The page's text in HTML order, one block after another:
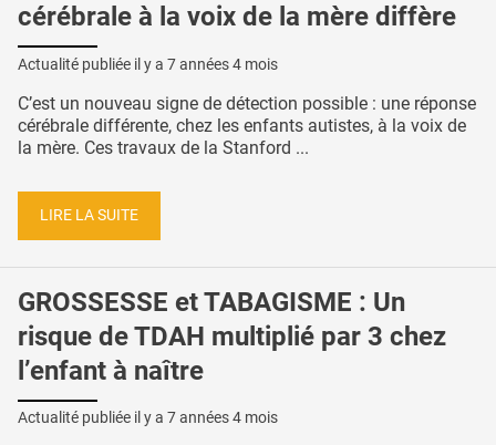
cérébrale à la voix de la mère diffère
Actualité publiée il y a 7 années 4 mois
C’est un nouveau signe de détection possible : une réponse
cérébrale différente, chez les enfants autistes, à la voix de
la mère. Ces travaux de la Stanford ...
LIRE LA SUITE
GROSSESSE et TABAGISME : Un
risque de TDAH multiplié par 3 chez
l’enfant à naître
Actualité publiée il y a 7 années 4 mois